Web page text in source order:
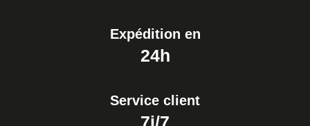
Expédition en
24h
Service client
7j/7